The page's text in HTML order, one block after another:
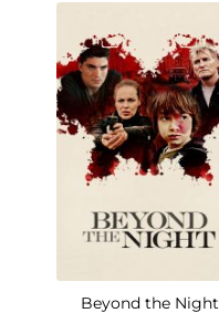
Beyond the Night